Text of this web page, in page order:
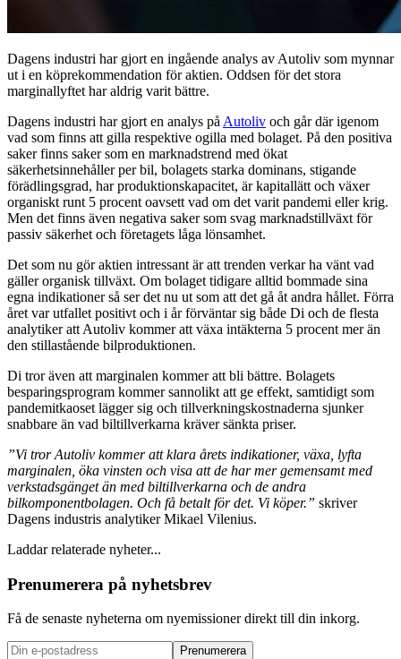
Dagens industri har gjort en ingående analys av Autoliv som mynnar
ut i en köprekommendation för aktien. Oddsen för det stora
marginallyftet har aldrig varit bättre.
Dagens industri har gjort en analys på Autoliv och går där igenom
vad som finns att gilla respektive ogilla med bolaget. På den positiva
saker finns saker som en marknadstrend med ökat
säkerhetsinnehåller per bil, bolagets starka dominans, stigande
förädlingsgrad, har produktionskapacitet, är kapitallätt och växer
organiskt runt 5 procent oavsett vad om det varit pandemi eller krig.
Men det finns även negativa saker som svag marknadstillväxt för
passiv säkerhet och företagets låga lönsamhet.
Det som nu gör aktien intressant är att trenden verkar ha vänt vad
gäller organisk tillväxt. Om bolaget tidigare alltid bommade sina
egna indikationer så ser det nu ut som att det gå åt andra hållet. Förra
året var utfallet positivt och i år förväntar sig både Di och de flesta
analytiker att Autoliv kommer att växa intäkterna 5 procent mer än
den stillastående bilproduktionen.
Di tror även att marginalen kommer att bli bättre. Bolagets
besparingsprogram kommer sannolikt att ge effekt, samtidigt som
pandemitkaoset lägger sig och tillverkningskostnaderna sjunker
snabbare än vad biltillverkarna kräver sänkta priser.
”Vi tror Autoliv kommer att klara årets indikationer, växa, lyfta
marginalen, öka vinsten och visa att de har mer gemensamt med
verkstadsgänget än med biltillverkarna och de andra
bilkomponentbolagen. Och få betalt för det. Vi köper.” skriver
Dagens industris analytiker Mikael Vilenius.
Laddar relaterade nyheter...
Prenumerera på nyhetsbrev
Få de senaste nyheterna om nyemissioner direkt till din inkorg.
Prenumerera